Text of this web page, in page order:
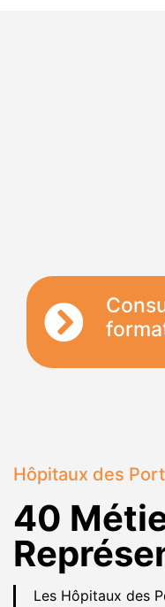
Hôpitaux des
40
Les Hôpitaux des